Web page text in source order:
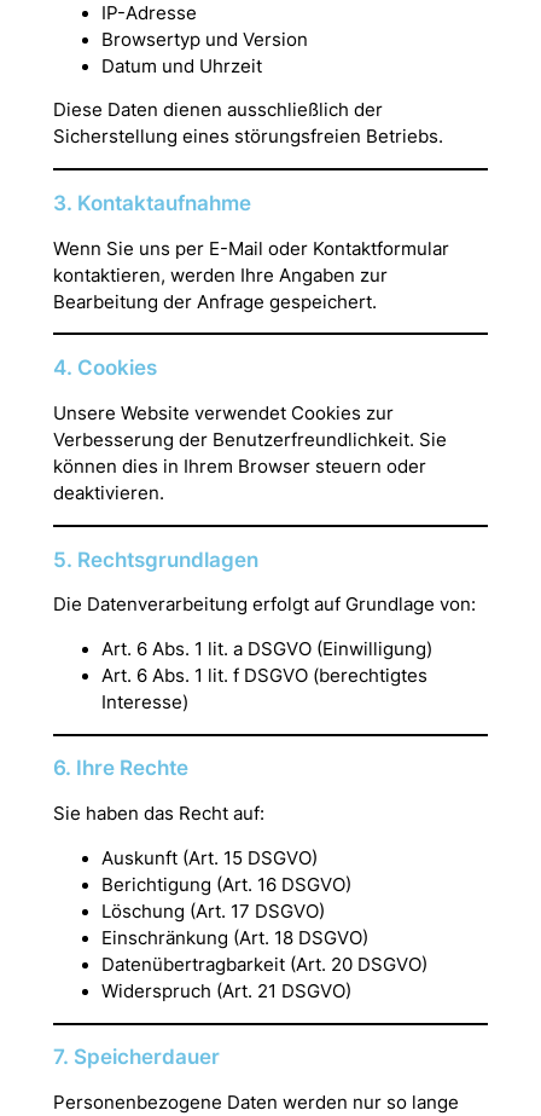
IP-Adresse
Browsertyp und Version
Datum und Uhrzeit
Diese Daten dienen ausschließlich der
Sicherstellung eines störungsfreien Betriebs.
3. Kontaktaufnahme
Wenn Sie uns per E-Mail oder Kontaktformular
kontaktieren, werden Ihre Angaben zur
Bearbeitung der Anfrage gespeichert.
4. Cookies
Unsere Website verwendet Cookies zur
Verbesserung der Benutzerfreundlichkeit. Sie
können dies in Ihrem Browser steuern oder
deaktivieren.
5. Rechtsgrundlagen
Die Datenverarbeitung erfolgt auf Grundlage von:
Art. 6 Abs. 1 lit. a DSGVO (Einwilligung)
Art. 6 Abs. 1 lit. f DSGVO (berechtigtes
Interesse)
6. Ihre Rechte
Sie haben das Recht auf:
Auskunft (Art. 15 DSGVO)
Berichtigung (Art. 16 DSGVO)
Löschung (Art. 17 DSGVO)
Einschränkung (Art. 18 DSGVO)
Datenübertragbarkeit (Art. 20 DSGVO)
Widerspruch (Art. 21 DSGVO)
7. Speicherdauer
Personenbezogene Daten werden nur so lange